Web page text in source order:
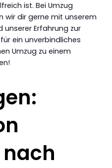
ist. Bei Umzug
wir dir gerne mit unserem
unserer Erfahrung zur
ein unverbindliches
Umzug zu einem